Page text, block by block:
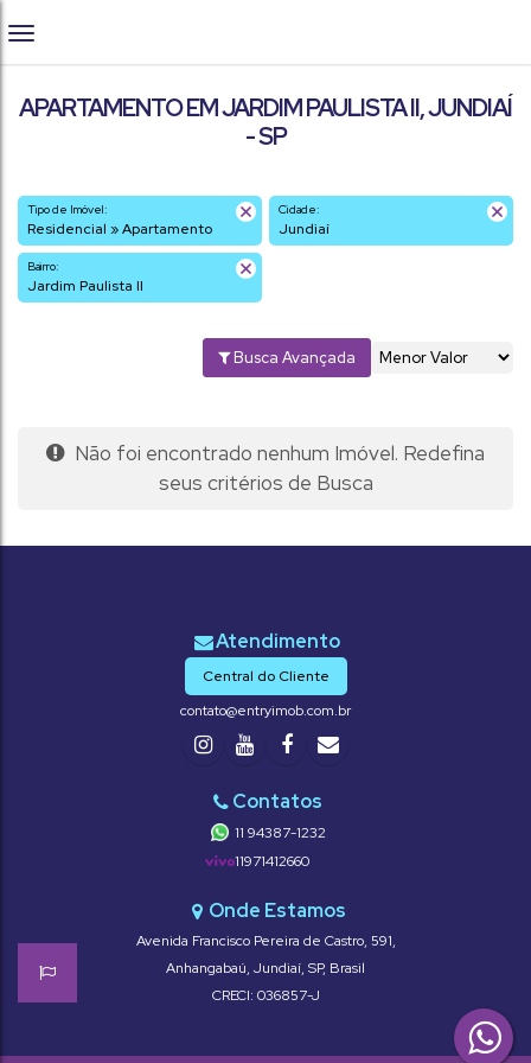
APARTAMENTO EM JARDIM PAULISTA II, JUNDIAÍ
- SP
Tipo de Imóvel:
Residencial » Apartamento
Cidade:
Jundiaí
Bairro:
Jardim Paulista II
Busca Avançada
Não foi encontrado nenhum Imóvel. Redefina
seus critérios de Busca
Central do Cliente
contato@entryimob.com.br
11 94387-1232
11971412660
Avenida Francisco Pereira de Castro, 591,
Anhangabaú, Jundiaí, SP, Brasil
CRECI: 036857-J